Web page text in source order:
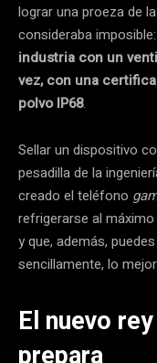
lograr una proeza de
consideraba
industria con un
vez, con una
polvo IP68.
Sellar un dispositivo
pesadilla de la
creado el teléfono
refrigerarse al
y que, además,
sencillamente, lo
El nuevo
prepara